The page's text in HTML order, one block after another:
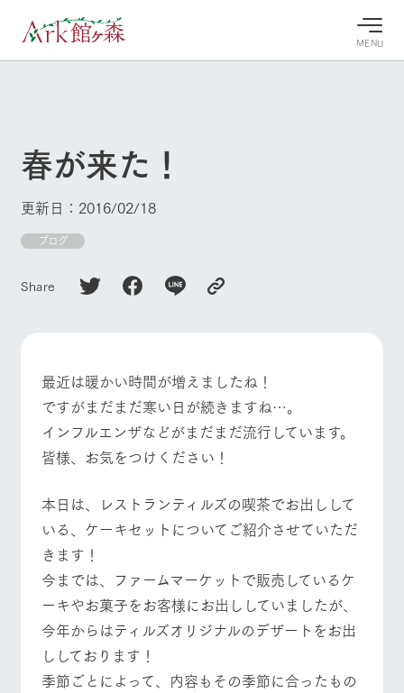
MENU
牧場へ行
く
営業時
間・料金
交通アク
セス
よくいた
よく見られている情報
今日の牧
本日の営業時間
や牧場の天気、
状況などを毎日
Ark館ヶ森で開
催しているイベ
情報やスケジュ
ビゲート
施設・体験情報
フラワー
ガーデン
花のある美しい
自然環境の中、
季節の移り変わ
触れて、感じ
て、学ぶ。館ヶ
森の雄大な自然
ツリーハウスや
各種体験教室な
アクティビティ
レストラ
ン
牧場の生産品を
知り尽くした料
ショップ
／お買い
丹精込めて育て
牧場マッ
プ
ウンロード
Ark館ヶ森について
牧場に行く
生産品を見る
ArkFarm Wedding
お知らせ
ブログ
お問い合わせ・資料請求
生産品カタログ・資料DL
English (Google Translate)
牧場トップ 今日の牧場 牧場の楽しみ方
イベント/フェア レストラン/BBQ フラワーガーデン
動物とふれあう アクティビティ/体験 ショップ/お買い物
春が来た！
更新日：2016/02/18
ブログ
Share
最近は暖かい時間が増えましたね！
ですがまだまだ寒い日が続きますね…。
インフルエンザなどがまだまだ流行しています。
皆様、お気をつけください！
本日は、レストランティルズの喫茶でお出しして
いる、ケーキセットについてご紹介させていただ
きます！
今までは、ファームマーケットで販売しているケ
ーキやお菓子をお客様にお出ししていましたが、
今年からはティルズオリジナルのデザートをお出
ししております！
季節ごとによって、内容もその季節に合ったもの